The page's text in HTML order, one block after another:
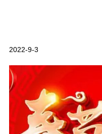
2022-9-3